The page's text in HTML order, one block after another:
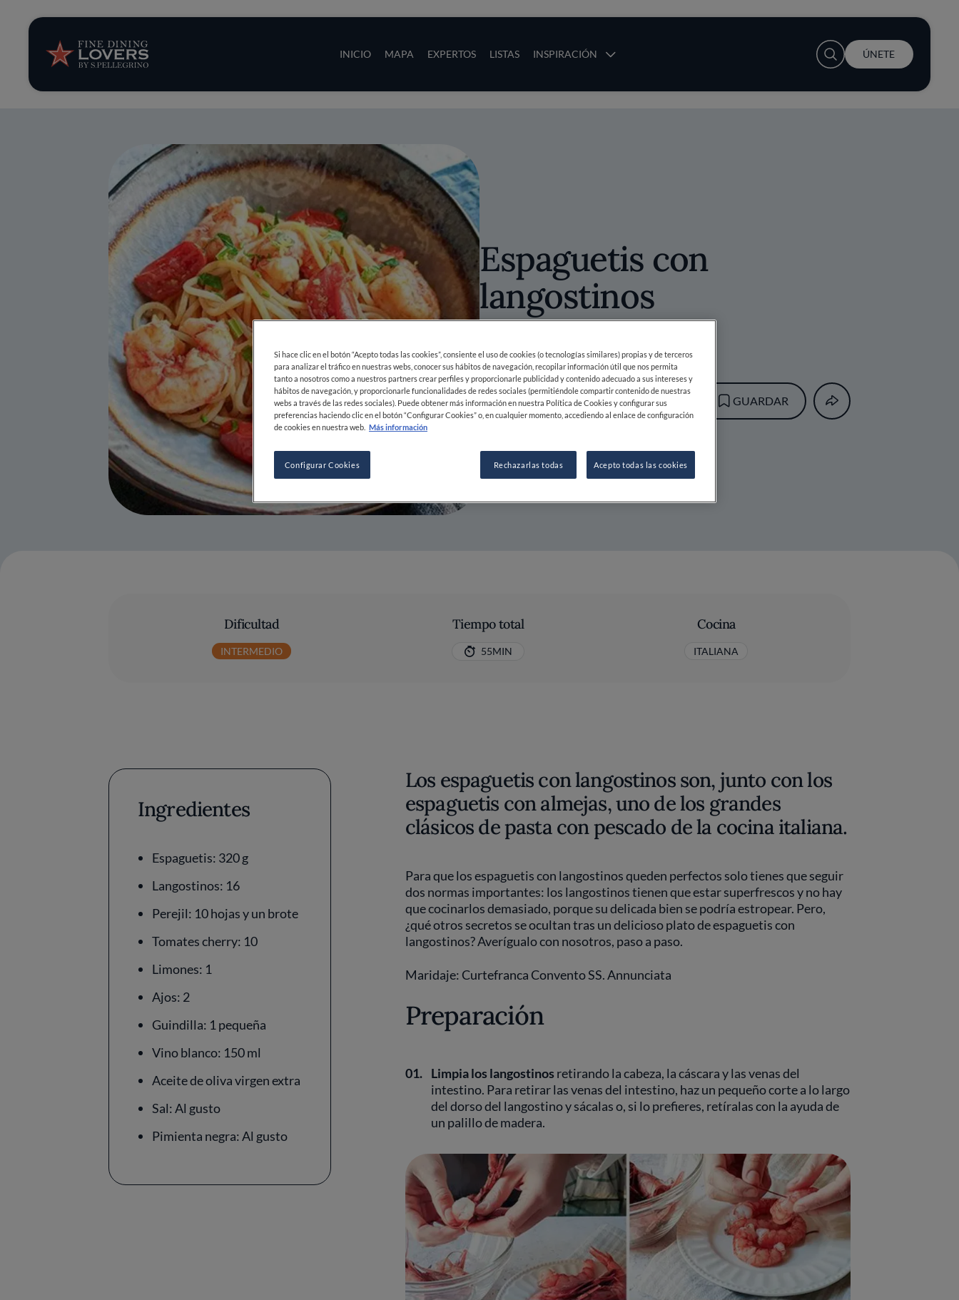
INICIO MAPA EXPERTOS LISTAS INSPIRACIÓN
Opinión y noticias
Recetas
Consejos y trucos
Series
User account menu
ÚNETE
Espaguetis con
langostinos
PORFINE DINING LOVERS
REDACCIÓN
GUARDAR
Dificultad
INTERMEDIO
Tiempo total
55MIN
Cocina
ITALIANA
Ingredientes
Espaguetis: 320 g
Langostinos: 16
Perejil: 10 hojas y un brote
Tomates cherry: 10
Limones: 1
Ajos: 2
Guindilla: 1 pequeña
Vino blanco: 150 ml
Aceite de oliva virgen extra
Sal: Al gusto
Pimienta negra: Al gusto
Los espaguetis con langostinos son, junto con los
espaguetis con almejas, uno de los grandes
clásicos de pasta con pescado de la cocina italiana.
Para que los espaguetis con langostinos queden perfectos solo tienes que seguir
dos normas importantes: los langostinos tienen que estar superfrescos y no hay
que cocinarlos demasiado, porque su delicada bien se podría estropear. Pero,
¿qué otros secretos se ocultan tras un delicioso plato de espaguetis con
langostinos? Averígualo con nosotros, paso a paso.
Maridaje: Curtefranca Convento SS. Annunciata
Preparación
01. Limpia los langostinos retirando la cabeza, la cáscara y las venas del
intestino. Para retirar las venas del intestino, haz un pequeño corte a lo largo
del dorso del langostino y sácalas o, si lo prefieres, retíralas con la ayuda de
un palillo de madera.
Si hace clic en el botón “Acepto todas las cookies”, consiente el uso de cookies (o tecnologías similares) propias y de terceros
para analizar el tráfico en nuestras webs, conocer sus hábitos de navegación, recopilar información útil que nos permita
tanto a nosotros como a nuestros partners crear perfiles y proporcionarle publicidad y contenido adecuado a sus intereses y
hábitos de navegación, y proporcionarle funcionalidades de redes sociales (permitiéndole compartir contenido de nuestras
webs a través de las redes sociales). Puede obtener más información en nuestra Política de Cookies y configurar sus
preferencias haciendo clic en el botón “Configurar Cookies” o, en cualquier momento, accediendo al enlace de configuración
de cookies en nuestra web. Más información
Configurar Cookies Rechazarlas todas Acepto todas las cookies